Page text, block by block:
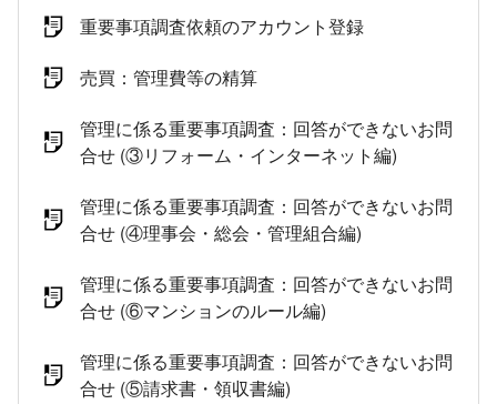
重要事項調査依頼のアカウント登録
売買：管理費等の精算
管理に係る重要事項調査：回答ができないお問
合せ (③リフォーム・インターネット編)
管理に係る重要事項調査：回答ができないお問
合せ (④理事会・総会・管理組合編)
管理に係る重要事項調査：回答ができないお問
合せ (⑥マンションのルール編)
管理に係る重要事項調査：回答ができないお問
合せ (⑤請求書・領収書編)